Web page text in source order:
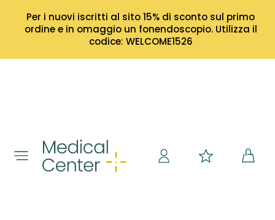
Per i nuovi iscritti al sito 15% di sconto sul primo
ordine e in omaggio un fonendoscopio. Utilizza il
codice: WELCOME1526